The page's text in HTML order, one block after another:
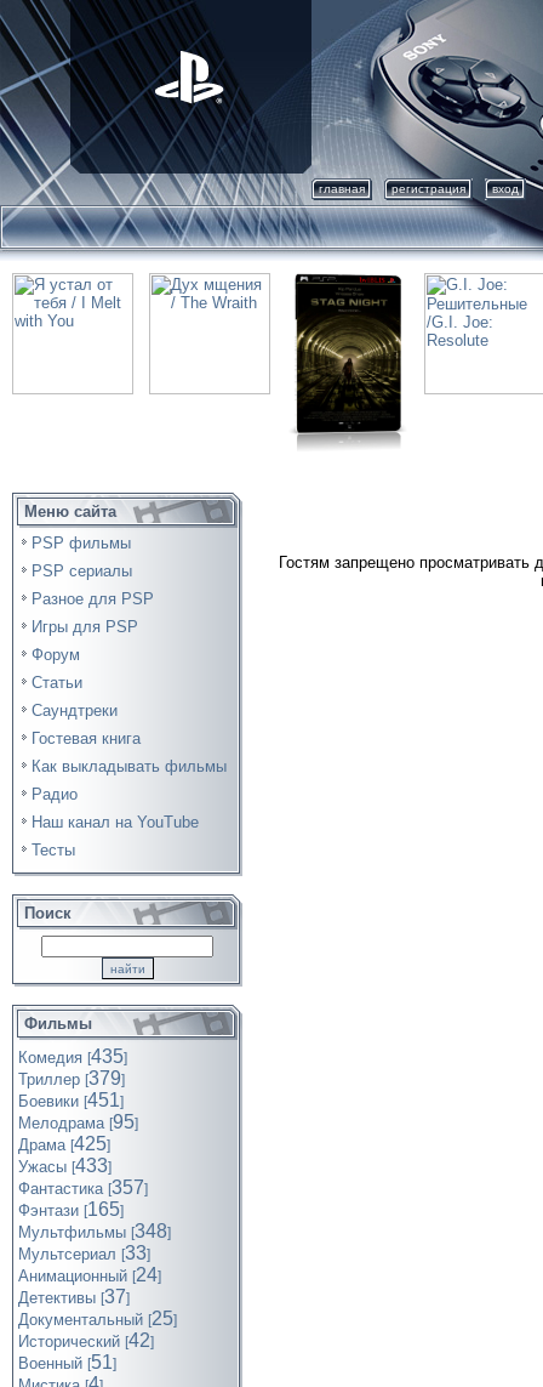
главная регистрация вход
Меню сайта
PSP фильмы
PSP сериалы
Разное для PSP
Игры для PSP
Форум
Статьи
Саундтреки
Гостевая книга
Как выкладывать фильмы
Радио
Наш канал на YouTube
Тесты
Поиск
Фильмы
Комедия [435]
Триллер [379]
Боевики [451]
Мелодрама [95]
Драма [425]
Ужасы [433]
Фантастика [357]
Фэнтази [165]
Мультфильмы [348]
Мультсериал [33]
Анимационный [24]
Детективы [37]
Документальный [25]
Исторический [42]
Военный [51]
Гостям запрещено просматривать